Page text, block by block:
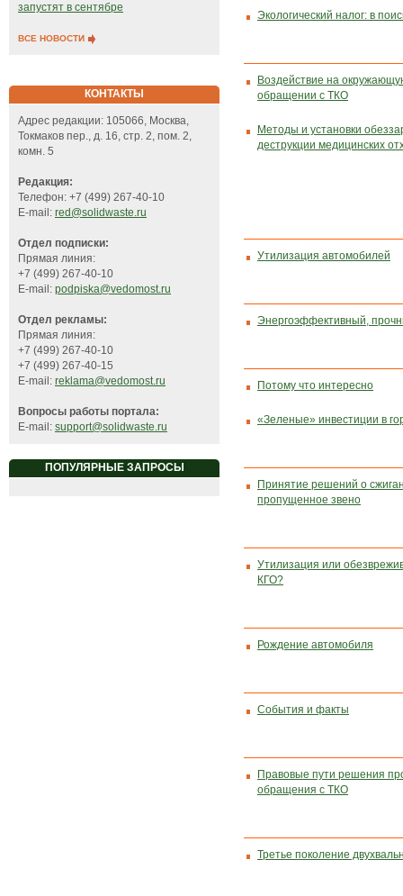
запустят в сентябре
ВСЕ НОВОСТИ
КОНТАКТЫ
Адрес редакции: 105066, Москва,
Токмаков пер., д. 16, стр. 2, пом. 2,
комн. 5
Редакция:
Телефон: +7 (499) 267-40-10
E-mail: red@solidwaste.ru
Отдел подписки:
Прямая линия:
+7 (499) 267-40-10
E-mail: podpiska@vedomost.ru
Отдел рекламы:
Прямая линия:
+7 (499) 267-40-10
+7 (499) 267-40-15
E-mail: reklama@vedomost.ru
Вопросы работы портала:
E-mail: support@solidwaste.ru
ПОПУЛЯРНЫЕ ЗАПРОСЫ
Экологический налог: в
Воздействие на
обращении с ТКО
Методы и установки
деструкции медицинских
Утилизация автомобилей
Энергоэффективный,
Потому что интересно
«Зеленые» инвестиции в
Принятие решений о
пропущенное звено
Утилизация или
КГО?
Рождение автомобиля
События и факты
Правовые пути решения
обращения с ТКО
Третье поколение